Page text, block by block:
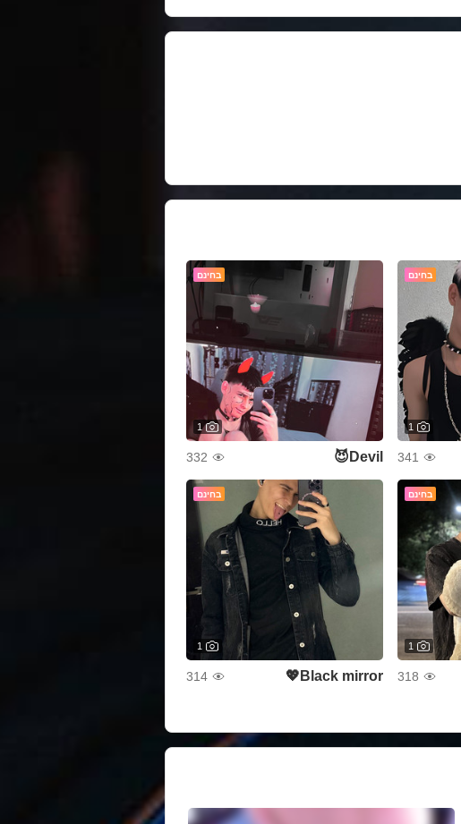
בחינם
1
341
בחינם
1
Devil😈
332
בחינם
1
318
בחינם
1
Black mirror💖
314